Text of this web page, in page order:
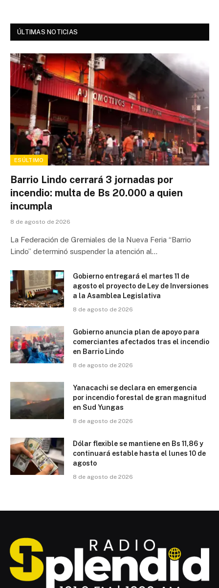
ÚLTIMAS NOTICIAS
ESÚLTIMO
Barrio Lindo cerrará 3 jornadas por
incendio: multa de Bs 20.000 a quien
incumpla
8 de agosto de 2026
La Federación de Gremiales de la Nueva Feria “Barrio
Lindo” determinó suspender la atención al…
Gobierno entregará el martes 11 de
agosto el proyecto de Ley de Inversiones
a la Asamblea Legislativa
8 de agosto de 2026
Gobierno anuncia plan de apoyo para
comerciantes afectados tras el incendio
en Barrio Lindo
8 de agosto de 2026
Yanacachi se declara en emergencia
por incendio forestal de gran magnitud
en Sud Yungas
8 de agosto de 2026
Dólar flexible se mantiene en Bs 11,86 y
continuará estable hasta el lunes 10 de
agosto
8 de agosto de 2026